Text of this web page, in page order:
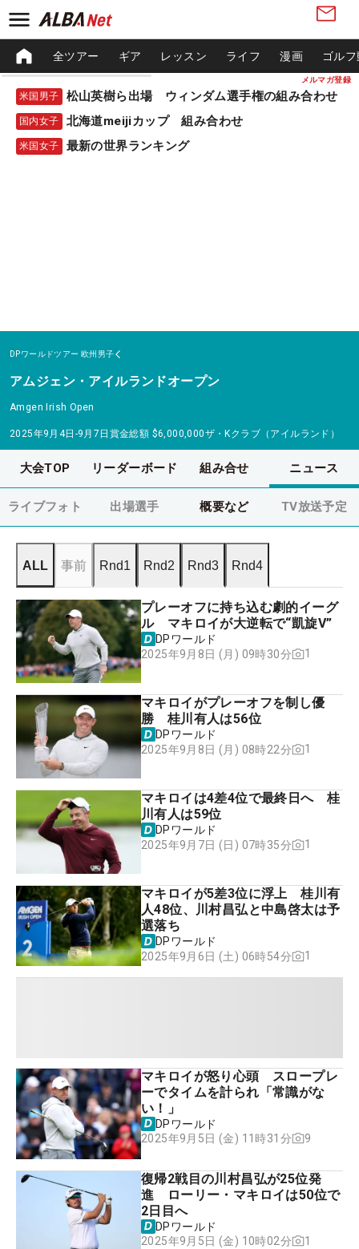
メルマガ登録
全ツアー ギア レッスン ライフ 漫画 ゴル
米国男子 松山英樹ら出場 ウィンダム選手権の組み合わせ
国内女子 北海道meijiカップ 組み合わせ
米国女子 最新の世界ランキング
DPワールドツアー 欧州男子
アムジェン・アイルランドオープン
Amgen Irish Open
2025年9月4日-9月7日 賞金総額 $6,000,000ザ・Kクラブ（アイルランド）
大会TOP リーダーボード 組み合せ ニュース
ライブフォト 出場選手 概要など TV放送予定
ALL 事前 Rnd1 Rnd2 Rnd3 Rnd4
プレーオフに持ち込む劇的イーグ
ル マキロイが大逆転で“凱旋V”
DPワールド
2025年9月8日 (月) 09時30分
1
マキロイがプレーオフを制し優
勝 桂川有人は56位
DPワールド
2025年9月8日 (月) 08時22分
1
マキロイは4差4位で最終日へ 桂
川有人は59位
DPワールド
2025年9月7日 (日) 07時35分
1
マキロイが5差3位に浮上 桂川有
人48位、川村昌弘と中島啓太は予
選落ち
DPワールド
2025年9月6日 (土) 06時54分
1
マキロイが怒り心頭 スロープレ
ーでタイムを計られ「常識がな
い！」
DPワールド
2025年9月5日 (金) 11時31分
9
復帰2戦目の川村昌弘が25位発
進 ローリー・マキロイは50位で
2日目へ
DPワールド
2025年9月5日 (金) 10時02分
1